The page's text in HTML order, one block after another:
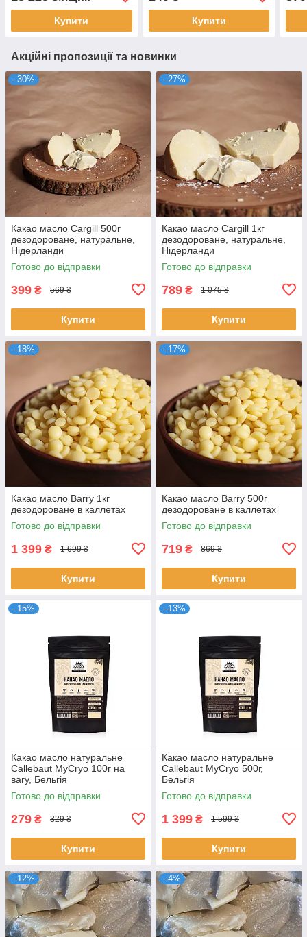
Купити Купити
Акційні пропозиції та новинки
–30%
Какао масло Cargill 500г
дезодороване, натуральне,
Нідерланди
Готово до відправки
399 ₴ 569 ₴
Купити
–27%
Какао масло Cargill 1кг
дезодороване, натуральне,
Нідерланди
Готово до відправки
789 ₴ 1 075 ₴
Купити
–18%
Какао масло Barry 1кг
дезодороване в каллетах
Готово до відправки
1 399 ₴ 1 699 ₴
Купити
–17%
Какао масло Barry 500г
дезодороване в каллетах
Готово до відправки
719 ₴ 869 ₴
Купити
–15%
Какао масло натуральне
Callebaut MyCryo 100г на
вагу, Бельгія
Готово до відправки
279 ₴ 329 ₴
Купити
–13%
Какао масло натуральне
Callebaut MyCryo 500г,
Бельгія
Готово до відправки
1 399 ₴ 1 599 ₴
Купити
–12% –4%